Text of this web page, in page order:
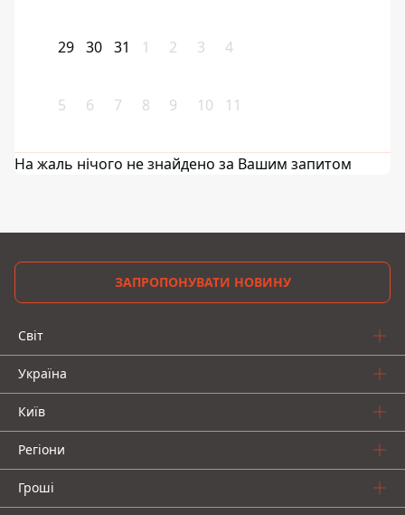
29 30 31 1 2 3 4
5 6 7 8 9 10 11
На жаль нічого не знайдено за Вашим запитом
ЗАПРОПОНУВАТИ НОВИНУ
Світ
Україна
Київ
Регіони
Гроші